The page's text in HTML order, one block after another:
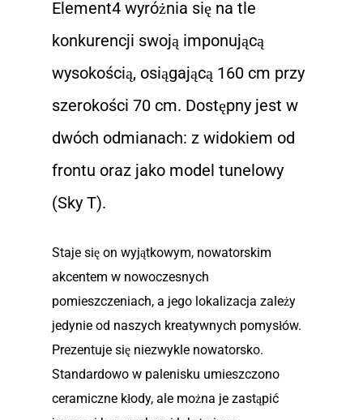
Element4 wyróżnia się na tle
konkurencji swoją imponującą
wysokością, osiągającą 160 cm przy
szerokości 70 cm. Dostępny jest w
dwóch odmianach: z widokiem od
frontu oraz jako model tunelowy
(Sky T).
Staje się on wyjątkowym, nowatorskim
akcentem w nowoczesnych
pomieszczeniach, a jego lokalizacja zależy
jedynie od naszych kreatywnych pomysłów.
Prezentuje się niezwykle nowatorsko.
Standardowo w palenisku umieszczono
ceramiczne kłody, ale można je zastąpić